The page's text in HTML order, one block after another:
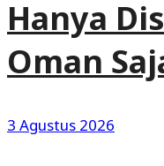
Hanya
Oman
3 Agustus 2026